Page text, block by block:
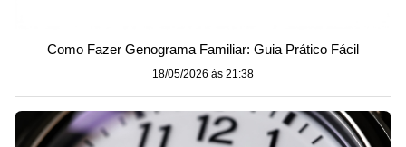
Como Fazer Genograma Familiar: Guia Prático Fácil
18/05/2026 às 21:38